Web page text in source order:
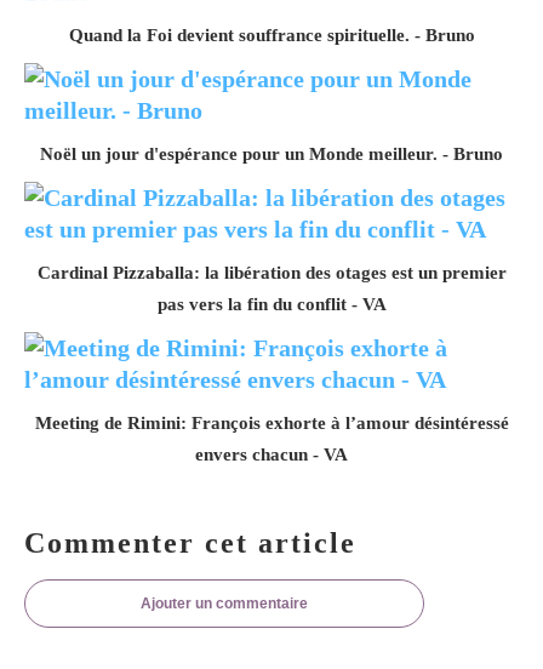
Quand la Foi devient souffrance spirituelle. - Bruno
Noël un jour d'espérance pour un Monde meilleur. - Bruno
Cardinal Pizzaballa: la libération des otages est un premier
pas vers la fin du conflit - VA
Meeting de Rimini: François exhorte à l’amour désintéressé
envers chacun - VA
Commenter cet article
Ajouter un commentaire